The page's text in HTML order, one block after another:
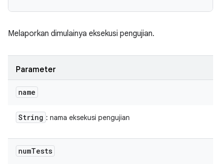
Melaporkan dimulainya eksekusi pengujian.
Parameter
name
String : nama eksekusi pengujian
numTests